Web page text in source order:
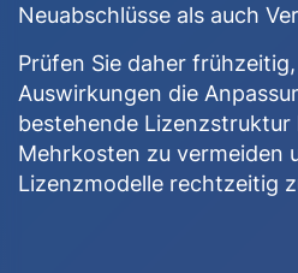
Neuabschlüsse als auch
Prüfen Sie daher
Auswirkungen die
bestehende Lizenzstruktur
Mehrkosten zu vermeiden
Lizenzmodelle rechtzeitig